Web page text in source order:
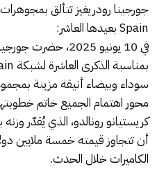
Spain بعيدها العاشر:
في 10 يونيو 2025،
سوداء وبيضاء أنيقة مزينة
محور اهتمام الجميع خاتم
أن تتجاوز قيمته خمسة ملايين
الكاميرات خلال الحدث.